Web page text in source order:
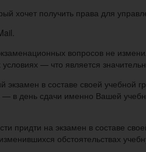
хочет получить права для
вопросов не
условиях — что является
экзамен в составе своей
в день сдачи именно Вашей
придти на экзамен в составе
обстоятельствах